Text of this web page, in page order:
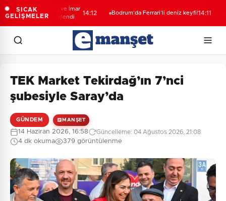
SICAK
GELİŞMELER
Kent Rehberi ve İmar
Sorgulama yenilendi
14:12 Bodrum’da Ferrari’li deniz keyfi!14:11
TEK Market Tekirdağ’ın 7’nci
şubesiyle Saray’da
GÜNDEM MANŞET
14 Haziran 2026, 16:58 Güncelleme: 04 Ağustos 2026, 21:08
4 dk okuma 379 görüntülenme